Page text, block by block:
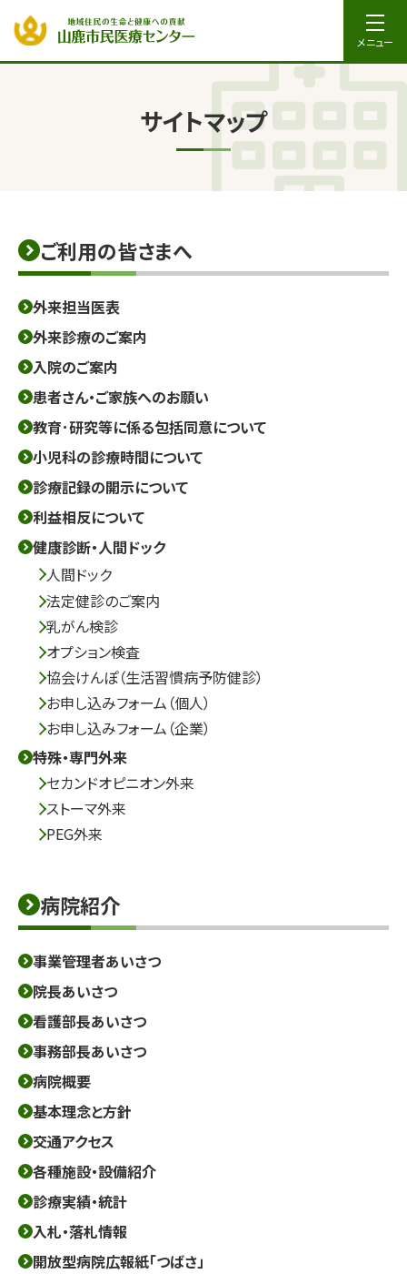
メニュー
サイトマップ
ご利用の皆さまへ
外来担当医表
外来診療のご案内
入院のご案内
患者さん・ご家族へのお願い
教育･研究等に係る包括同意について
小児科の診療時間について
診療記録の開示について
利益相反について
健康診断・人間ドック
人間ドック
法定健診のご案内
乳がん検診
オプション検査
協会けんぽ（生活習慣病予防健診）
お申し込みフォーム（個人）
お申し込みフォーム（企業）
特殊・専門外来
セカンドオピニオン外来
ストーマ外来
PEG外来
病院紹介
事業管理者あいさつ
院長あいさつ
看護部長あいさつ
事務部長あいさつ
病院概要
基本理念と方針
交通アクセス
各種施設・設備紹介
診療実績・統計
入札・落札情報
開放型病院広報紙「つばさ」